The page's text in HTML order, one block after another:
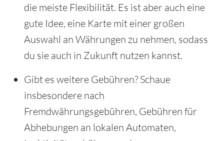
die meiste Flexibilität. Es ist aber auch eine
gute Idee, eine Karte mit einer großen
Auswahl an Währungen zu nehmen, sodass
du sie auch in Zukunft nutzen kannst.
Gibt es weitere Gebühren? Schaue
insbesondere nach
Fremdwährungsgebühren, Gebühren für
Abhebungen an lokalen Automaten,